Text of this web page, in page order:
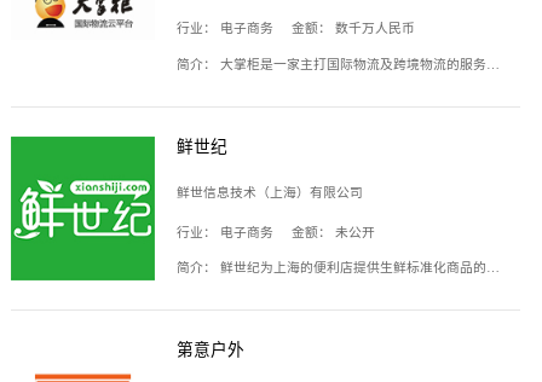
行业： 电子商务 金额： 数千万人民币
简介： 大掌柜是一家主打国际物流及跨境物流的服务云平台，致力于帮助全球国际物流企业在互联网上建立自己的平台，核心产品包括运价通、生意通、业务通、订舱通、招财通等，奥林网络科技（宁波）有限公司旗下产品。
鲜世纪
鲜世信息技术（上海）有限公司
行业： 电子商务 金额： 未公开
简介： 鲜世纪为上海的便利店提供生鲜标准化商品的供应链服务，帮商家解决生鲜采购、运营问题，帮助商家销售。平台提供的商品覆盖果蔬肉类、常温与低温奶制品、冷冻食品、零食饮料、粮油副食、居家洗护等多个品类，上架SKU3000余个。公司建立了近万平方米的仓储场地和物流配送体系，为合作商家提供快速配送服务。
第意户外